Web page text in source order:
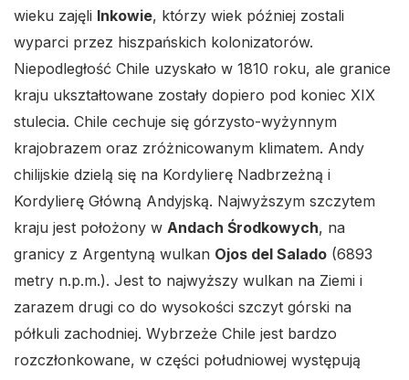
wieku zajęli Inkowie, którzy wiek później zostali
wyparci przez hiszpańskich kolonizatorów.
Niepodległość Chile uzyskało w 1810 roku, ale granice
kraju ukształtowane zostały dopiero pod koniec XIX
stulecia. Chile cechuje się górzysto-wyżynnym
krajobrazem oraz zróżnicowanym klimatem. Andy
chilijskie dzielą się na Kordylierę Nadbrzeżną i
Kordylierę Główną Andyjską. Najwyższym szczytem
kraju jest położony w Andach Środkowych, na
granicy z Argentyną wulkan Ojos del Salado (6893
metry n.p.m.). Jest to najwyższy wulkan na Ziemi i
zarazem drugi co do wysokości szczyt górski na
półkuli zachodniej. Wybrzeże Chile jest bardzo
rozczłonkowane, w części południowej występują